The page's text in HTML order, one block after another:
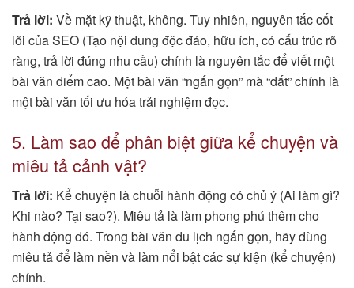
Trả lời: Về mặt kỹ thuật, không. Tuy nhiên, nguyên tắc cốt
lõi của SEO (Tạo nội dung độc đáo, hữu ích, có cấu trúc rõ
ràng, trả lời đúng nhu cầu) chính là nguyên tắc để viết một
bài văn điểm cao. Một bài văn “ngắn gọn” mà “đắt” chính là
một bài văn tối ưu hóa trải nghiệm đọc.
5. Làm sao để phân biệt giữa kể chuyện và
miêu tả cảnh vật?
Trả lời: Kể chuyện là chuỗi hành động có chủ ý (Ai làm gì?
Khi nào? Tại sao?). Miêu tả là làm phong phú thêm cho
hành động đó. Trong bài văn du lịch ngắn gọn, hãy dùng
miêu tả để làm nền và làm nổi bật các sự kiện (kể chuyện)
chính.